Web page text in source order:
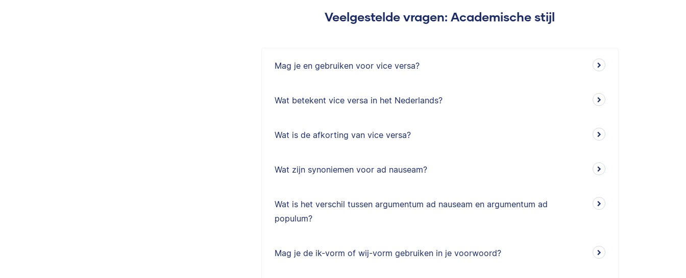
Veelgestelde vragen: Academische stijl
Mag je en gebruiken voor vice versa?
Wat betekent vice versa in het Nederlands?
Wat is de afkorting van vice versa?
Wat zijn synoniemen voor ad nauseam?
Wat is het verschil tussen argumentum ad nauseam en argumentum ad
populum?
Mag je de ik-vorm of wij-vorm gebruiken in je voorwoord?